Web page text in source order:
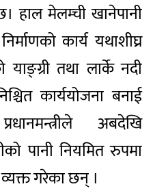
हाल मेलम्ची खानेपानी
कार्य यथाशीघ्र
याङ्ग्री तथा लार्के नदी
कार्ययोजना बनाई
अबदेखि
पानी नियमित रुपमा
गरेका छन् ।